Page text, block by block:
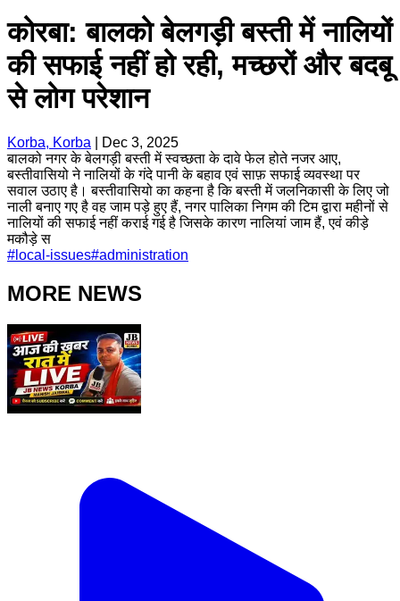
कोरबा: बालको बेलगड़ी बस्ती में नालियों
की सफाई नहीं हो रही, मच्छरों और बदबू
से लोग परेशान
Korba, Korba
Dec 3, 2025
बालको नगर के बेलगड़ी बस्ती में स्वच्छता के दावे फेल होते नजर आए,
बस्तीवासियो ने नालियों के गंदे पानी के बहाव एवं साफ़ सफाई व्यवस्था पर
सवाल उठाए है। बस्तीवासियो का कहना है कि बस्ती में जलनिकासी के लिए जो
नाली बनाए गए है वह जाम पड़े हुए हैं, नगर पालिका निगम की टिम द्वारा महीनों से
नालियों की सफाई नहीं कराई गई है जिसके कारण नालियां जाम हैं, एवं कीड़े
मकौड़े स
# local-issues#administration
MORE NEWS